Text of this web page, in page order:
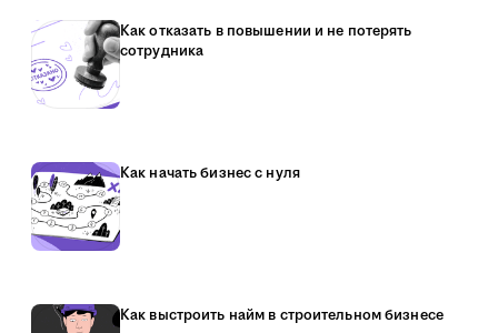
Как отказать в повышении и не потерять
сотрудника
Как начать бизнес с нуля
Как выстроить найм в строительном бизнесе